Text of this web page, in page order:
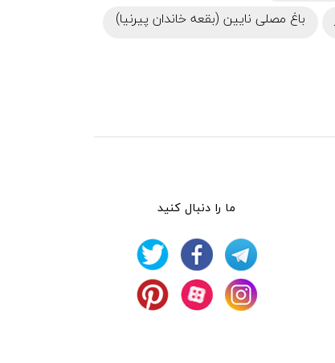
باغ مصلی نایین (بقعه خاندان پیرنیا)
ما را دنبال کنید